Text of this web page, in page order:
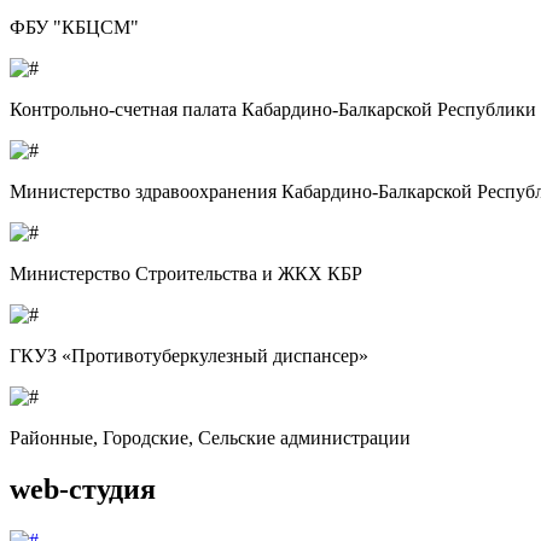
ФБУ "КБЦСМ"
Контрольно-счетная палата Кабардино-Балкарской Республики
Министерство здравоохранения Кабардино-Балкарской
Министерство Строительства и ЖКХ КБР
ГКУЗ «Противотуберкулезный диспансер»
Районные, Городские, Сельские администрации
web-студия